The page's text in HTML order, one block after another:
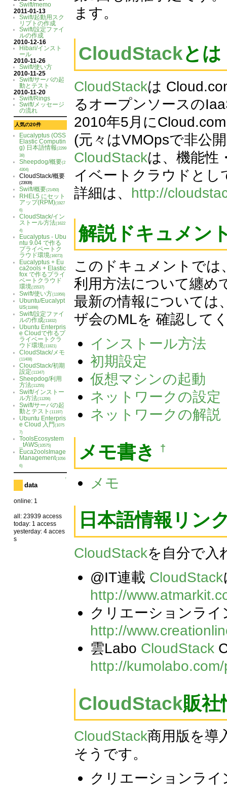
Swift/memo
2011-01-13
Swift/起動用スク
リプトの作成
Swift/設定ファイ
ルの作成
2010-12-16
Hibari/インスト
ール
2010-11-26
Swift/使い方
2010-11-25
Swift/サーバの起
動とテスト
2010-11-20
Swift/Rings
Swift/メッセージ
の流れ
人気の20件
Eucalyptus (OSS
Elastic Computin
g) 日本語情報(2299
38)
Sheepdog/概要(2
4304)
CloudStack/概要
(23939)
Swift/概要(21450)
RHEL5 にセット
アップ(RPM)(1927
6)
CloudStack/イン
ストール方法(1622
4)
Eucalyptus - Ubu
ntu 9.04 で作る
プライベートク
ラウド環境(16073)
Eucalyptus + Eu
ca2ools + Elastic
fox で作るプライ
ベートクラウド
環境(15537)
Swift/使い方(11956)
Ubuntu/Eucalypt
us(11898)
Swift/設定ファイ
ルの作成(11832)
Ubuntu Enterpris
e Cloudで作るプ
ライベートクラ
ウド環境(11821)
CloudStack/メモ
(11408)
CloudStack/初期
設定(11347)
Sheepdog/利用
方法(11255)
Swift/インストー
ル方法(11206)
Swift/サーバの起
動とテスト(11197)
Ubuntu Enterpris
e Cloud 入門(1075
7)
ToolsEcosystem
_tAWS(10575)
Euca2oolsImage
Management(1056
6)
↑
data
online: 1
all: 23939 access
today: 1 access
yesterday: 4 acces
s
ます。
CloudStackとは
CloudStackは
るオープンソースの
2010年5月に
(元々はVMOpsで非公
CloudStackは、機能性
イベートクラウドとし
詳細は、 http://
解説ドキュメン
このドキュメントでは
利用方法について纏め
最新の情報については
ザ会のMLを 確認して
インストール方法
初期設定
仮想マシンの起動
ネットワークの設定
ネットワークの解説
メモ書き †
メモ
日本語情報リン
CloudStackを自分で入
@IT連載 CloudStack
http://
クリエーションラ
http://
雲Labo CloudStack
http://
CloudStack販
CloudStack商用版を導
そうです。
クリエーションライ